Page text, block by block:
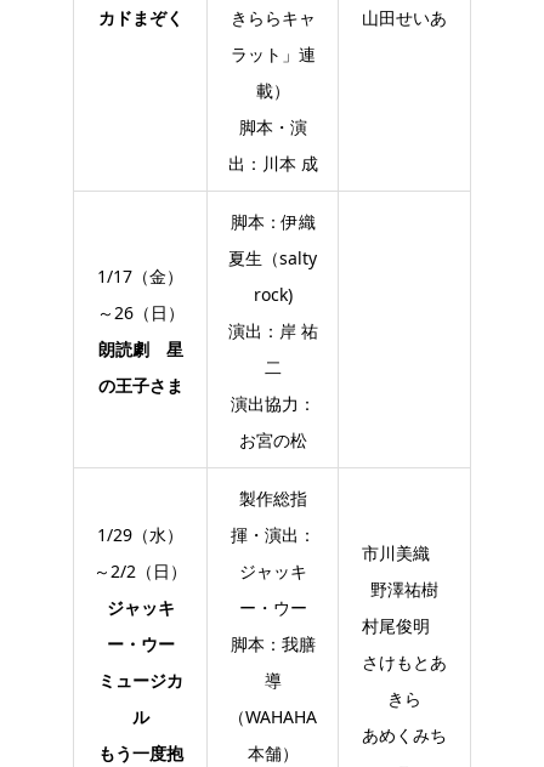
カドまぞく
きららキャ
ラット」連
載）
脚本・演
出：川本 成
山田せいあ
1/17（金）
～26（日）
朗読劇 星
の王子さま
脚本：伊織
夏生（salty
rock)
演出：岸 祐
二
演出協力：
お宮の松
1/29（水）
～2/2（日）
ジャッキ
ー・ウー
ミュージカ
ル
もう一度抱
製作総指
揮・演出：
ジャッキ
ー・ウー
脚本：我膳
導
（WAHAHA
本舗）
市川美織
野澤祐樹
村尾俊明
さけもとあ
きら
あめくみち